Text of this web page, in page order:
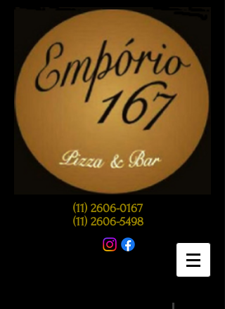
(11) 2606-0167
(11) 2606-5498